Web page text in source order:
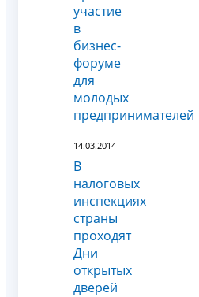
участие
в
бизнес-
форуме
для
молодых
предпринимателей
14.03.2014
В
налоговых
инспекциях
страны
проходят
Дни
открытых
дверей